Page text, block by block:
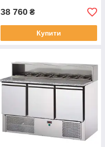
38 760 ₴
Купити